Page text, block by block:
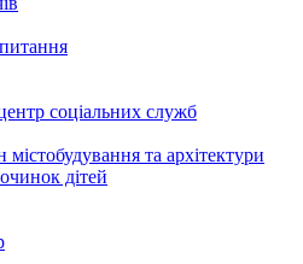
соціальних служб
та архітектури
дітей